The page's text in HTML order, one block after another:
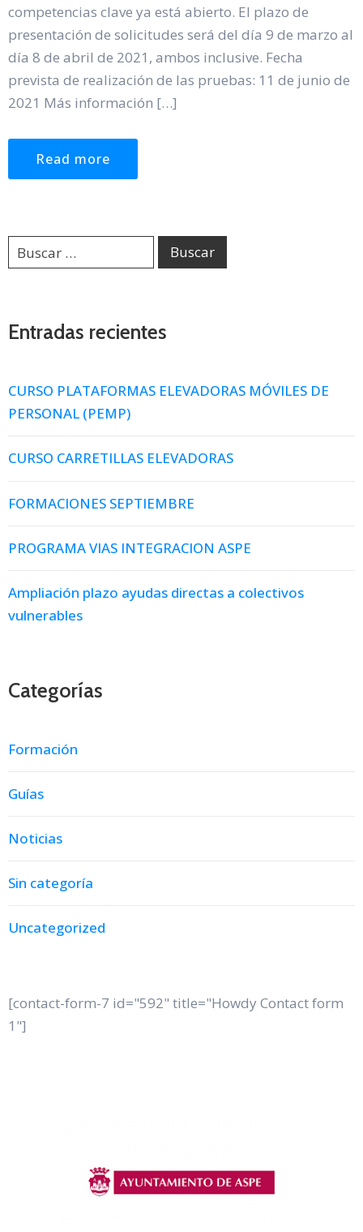
competencias clave ya está abierto. El plazo de
presentación de solicitudes será del día 9 de marzo al
día 8 de abril de 2021, ambos inclusive. Fecha
prevista de realización de las pruebas: 11 de junio de
2021 Más información […]
Read more
Entradas recientes
CURSO PLATAFORMAS ELEVADORAS MÓVILES DE
PERSONAL (PEMP)
CURSO CARRETILLAS ELEVADORAS
FORMACIONES SEPTIEMBRE
PROGRAMA VIAS INTEGRACION ASPE
Ampliación plazo ayudas directas a colectivos
vulnerables
Categorías
Formación
Guías
Noticias
Sin categoría
Uncategorized
[contact-form-7 id="592" title="Howdy Contact form
1"]